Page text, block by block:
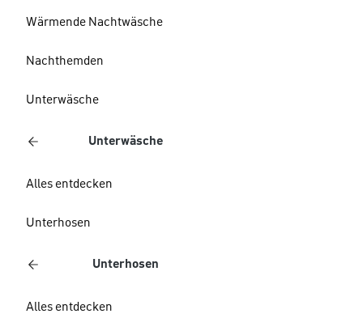
Wärmende Nachtwäsche
Nachthemden
Unterwäsche
Unterwäsche
Alles entdecken
Unterhosen
Unterhosen
Alles entdecken